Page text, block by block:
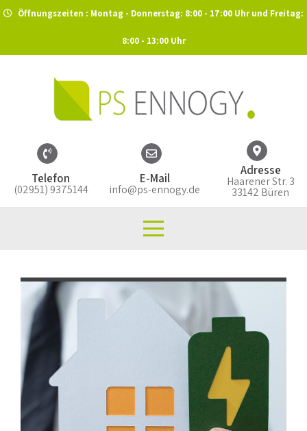
Öffnungszeiten : Montag - Donnerstag: 8:00 - 17:00 Uhr und Freitag:
8:00 - 13:00 Uhr
Telefon
(02951) 9375144
E-Mail
info@ps-ennogy.de
Adresse
Haarener Str. 3
33142 Büren